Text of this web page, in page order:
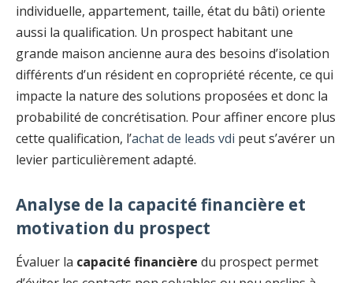
individuelle, appartement, taille, état du bâti) oriente
aussi la qualification. Un prospect habitant une
grande maison ancienne aura des besoins d’isolation
différents d’un résident en copropriété récente, ce qui
impacte la nature des solutions proposées et donc la
probabilité de concrétisation. Pour affiner encore plus
cette qualification, l’achat de leads vdi peut s’avérer un
levier particulièrement adapté.
Analyse de la capacité financière et
motivation du prospect
Évaluer la capacité financière du prospect permet